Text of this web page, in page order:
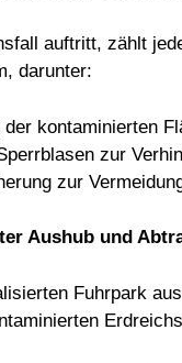
auftritt, zählt
darunter:
kontaminierten
zur
zur
Aushub und
Fuhrpark